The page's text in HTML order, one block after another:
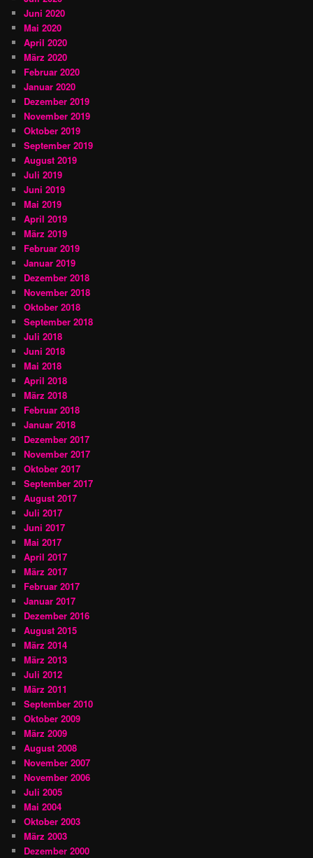
Juni 2020
Mai 2020
April 2020
März 2020
Februar 2020
Januar 2020
Dezember 2019
November 2019
Oktober 2019
September 2019
August 2019
Juli 2019
Juni 2019
Mai 2019
April 2019
März 2019
Februar 2019
Januar 2019
Dezember 2018
November 2018
Oktober 2018
September 2018
Juli 2018
Juni 2018
Mai 2018
April 2018
März 2018
Februar 2018
Januar 2018
Dezember 2017
November 2017
Oktober 2017
September 2017
August 2017
Juli 2017
Juni 2017
Mai 2017
April 2017
März 2017
Februar 2017
Januar 2017
Dezember 2016
August 2015
März 2014
März 2013
Juli 2012
März 2011
September 2010
Oktober 2009
März 2009
August 2008
November 2007
November 2006
Juli 2005
Mai 2004
Oktober 2003
März 2003
Dezember 2000